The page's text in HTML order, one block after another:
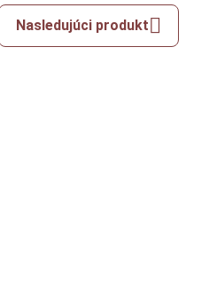
Nasledujúci produkt